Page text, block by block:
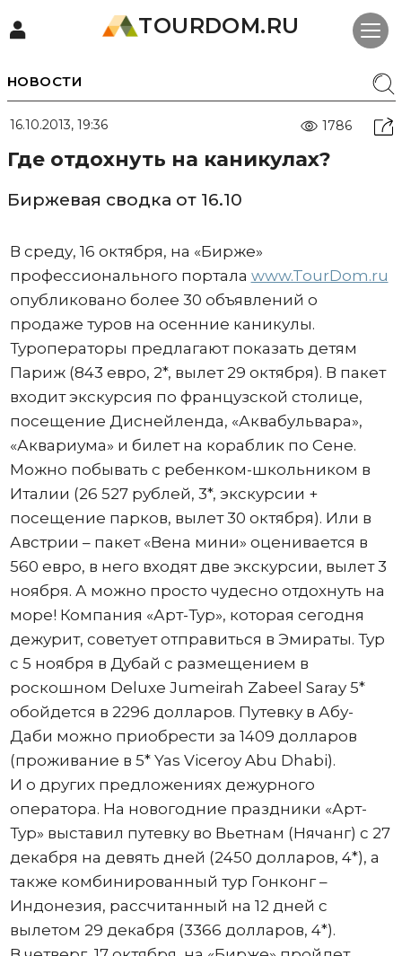
TOURDOM.RU
НОВОСТИ
16.10.2013, 19:36 1786
Где отдохнуть на каникулах?
Биржевая сводка от 16.10
В среду, 16 октября, на «Бирже»
профессионального портала www.TourDom.ru
опубликовано более 30 объявлений о
продаже туров на осенние каникулы.
Туроператоры предлагают показать детям
Париж (843 евро, 2*, вылет 29 октября). В пакет
входит экскурсия по французской столице,
посещение Диснейленда, «Аквабульвара»,
«Аквариума» и билет на кораблик по Сене.
Можно побывать с ребенком-школьником в
Италии (26 527 рублей, 3*, экскурсии +
посещение парков, вылет 30 октября). Или в
Австрии – пакет «Вена мини» оценивается в
560 евро, в него входят две экскурсии, вылет 3
ноября. А можно просто чудесно отдохнуть на
море! Компания «Арт-Тур», которая сегодня
дежурит, советует отправиться в Эмираты. Тур
с 5 ноября в Дубай с размещением в
роскошном Deluxe Jumeirah Zabeel Saray 5*
обойдется в 2296 долларов. Путевку в Абу-
Даби можно приобрести за 1409 долларов
(проживание в 5* Yas Viceroy Abu Dhabi).
И о других предложениях дежурного
оператора. На новогодние праздники «Арт-
Тур» выставил путевку во Вьетнам (Нячанг) с 27
декабря на девять дней (2450 долларов, 4*), а
также комбинированный тур Гонконг –
Индонезия, рассчитанный на 12 дней с
вылетом 29 декабря (3366 долларов, 4*).